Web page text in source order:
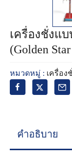
เครื่องชั่งแ
(Golden
หมวดหมู่ : เครื่อง
คำอธิบาย